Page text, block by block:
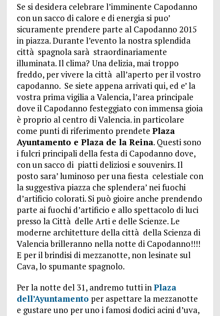
Se si desidera celebrare l’imminente Capodanno
con un sacco di calore e di energia si puo’
sicuramente prendere parte al Capodanno 2015
in piazza. Durante l’evento la nostra splendida
città spagnola sarà straordinariamente
illuminata. Il clima? Una delizia, mai troppo
freddo, per vivere la città all’aperto per il vostro
capodanno. Se siete appena arrivati qui, ed e’ la
vostra prima vigilia a Valencia, l’area principale
dove il Capodanno festeggiato con immensa gioia
è proprio al centro di Valencia. in particolare
come punti di riferimento prendete Plaza
Ayuntamento e Plaza de la Reina. Questi sono
i fulcri principali della festa di Capodanno dove,
con un sacco di piatti deliziosi e souvenirs. Il
posto sara’ luminoso per una fiesta celestiale con
la suggestiva piazza che splendera’ nei fuochi
d’artificio colorati. Si può gioire anche prendendo
parte ai fuochi d’artificio e allo spettacolo di luci
presso la Città delle Arti e delle Scienze. Le
moderne architetture della città della Scienza di
Valencia brilleranno nella notte di Capodanno!!!!
E per il brindisi di mezzanotte, non lesinate sul
Cava, lo spumante spagnolo.
Per la notte del 31, andremo tutti inPlaza
dell’Ayuntamento per aspettare la mezzanotte
e gustare uno per uno i famosi dodici acini d’uva,